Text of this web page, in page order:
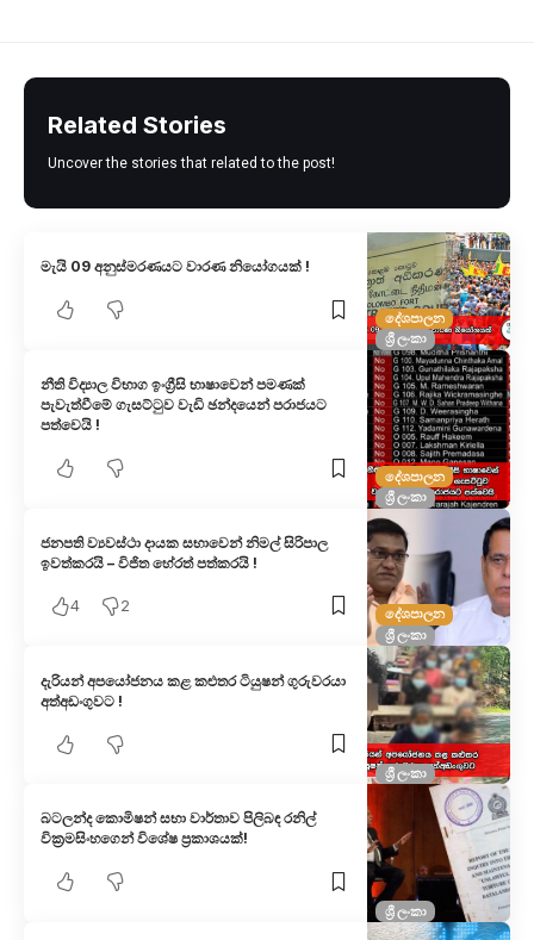
Related Stories
Uncover the stories that related to the post!
දේශපාලන
ශ්‍රී ලංකා
මැයි 09 අනුස්මරණයට වාරණ නියෝගයක් !
දේශපාලන
ශ්‍රී ලංකා
නීති විද්‍යාල විභාග ඉංග්‍රීසි භාෂාවෙන් පමණක්
පැවැත්වීමේ ගැසට්ටුව වැඩි ඡන්දයෙන් පරාජයට
පත්වෙයි !
දේශපාලන
ශ්‍රී ලංකා
ජනපති ව්‍යවස්ථා දායක සභාවෙන් නිමල් සිරිපාල
ඉවත්කරයි – විජිත හේරත් පත්කරයි !
4 2
ශ්‍රී ලංකා
දැරියන් අපයෝජනය කළ කළුතර ටියුෂන් ගුරුවරයා
අත්අඩංගුවට !
ශ්‍රී ලංකා
බටලන්ද කොමිෂන් සභා වාර්තාව පිලිබඳ රනිල්
වික්‍රමසිංහගෙන් විශේෂ ප්‍රකාශයක්!